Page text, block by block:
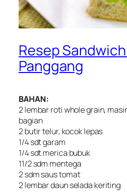
Resep
Panggang
BAHAN:
2 lembar roti whole grain,
bagian
2 butir telur, kocok lepas
1/4 sdt garam
1/4 sdt merica bubuk
11/2 sdm mentega
2 sdm saus tomat
2 lembar daun selada keriting